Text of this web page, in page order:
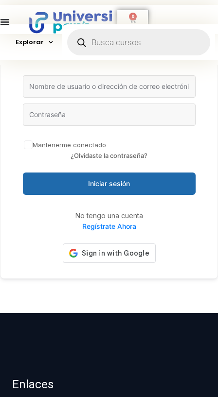
0
Explorar
Hola, ¡bienvenido de nuevo!
Mantenerme conectado
¿Olvidaste la contraseña?
Iniciar sesión
No tengo una cuenta
Regístrate Ahora
Enlaces